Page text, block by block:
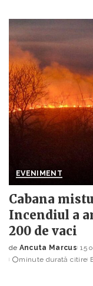
EVENIMENT
Cabana
Incendiul a
200 de vaci
Posted
by
de Ancuta Marcus 15
minute durată citire